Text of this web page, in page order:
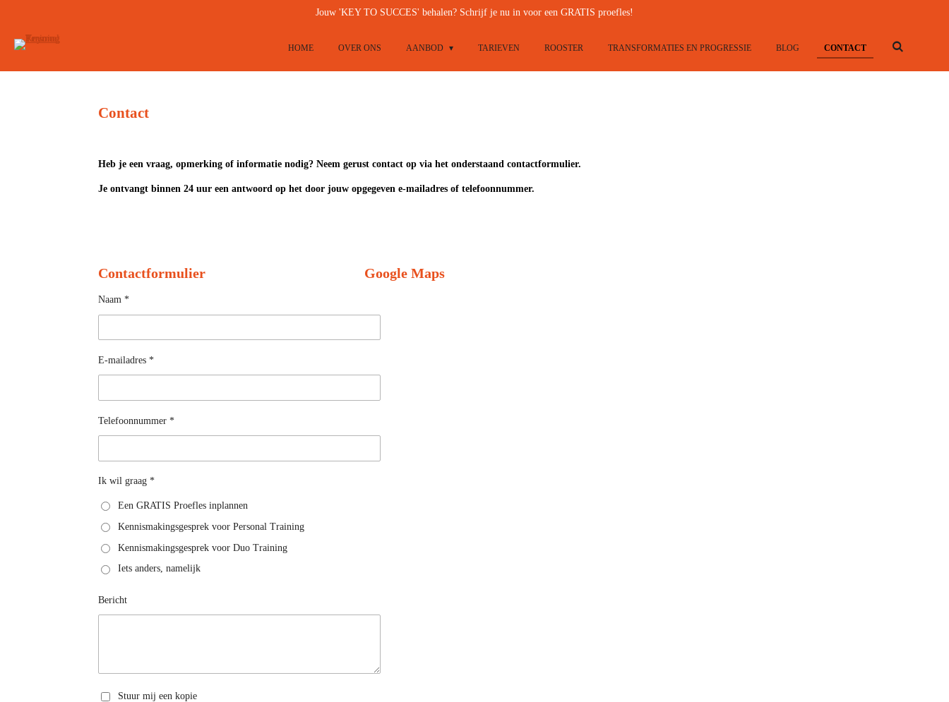
naar
hoofdinhoud
Jouw 'KEY TO SUCCES' behalen? Schrijf je nu in voor een GRATIS proefles!
HOME OVER ONS AANBOD TARIEVEN ROOSTER TRANSFORMATIES EN PROGRESSIE BLOG CONTACT
Contact
Heb je een vraag, opmerking of informatie nodig? Neem gerust contact op via het onderstaand contactformulier.
Je ontvangt binnen 24 uur een antwoord op het door jouw opgegeven e-mailadres of telefoonnummer.
Contactformulier Google Maps
Naam *
E-mailadres *
Telefoonnummer *
Ik wil graag *
Een GRATIS Proefles inplannen
Kennismakingsgesprek voor Personal Training
Kennismakingsgesprek voor Duo Training
Iets anders, namelijk
Bericht
Stuur mij een kopie